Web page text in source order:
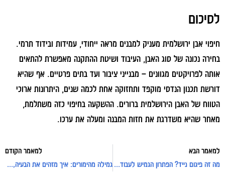
לסיכום
חיפוי אבן ירושלמית מעניק למבנים מראה ייחודי, עמידות ובידוד תרמי.
בחירה נכונה של סוג האבן, העיבוד ושיטת ההתקנה מאפשרת להתאים
אותה לפרויקטים מגוונים – מבנייני ציבור ועד בתים פרטיים. אף שהיא
דורשת תכנון הנדסי מוקפד ותחזוקה אחת לכמה שנים, היתרונות ארוכי
הטווח של האבן הירושלמית ברורים. ההשקעה בחיפוי כזה משתלמת,
מאחר שהיא משדרגת את חזות המבנה ומעלה את ערכו.
למאמר הבא
מה זה פיגום נייד? הפתרון הגמיש לעבודות בנייה ושיפוצים
למאמר הקודם
גמילה מהימורים: איך מזהים את הבעיה, מתי לפנות לטיפול וכיצד מתמודדים?